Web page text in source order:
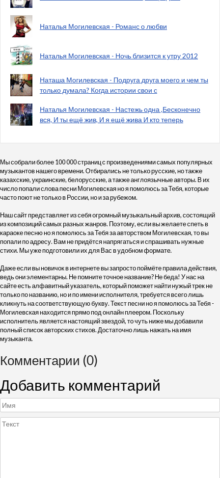
Наталья Могилевская - Романс о любви
Наталья Могилевская - Ночь близится к утру 2012
Наташа Могилевская - Подруга друга моего и чем ты
только думала? Когда истории свои с
Наталья Могилевская - Настежь одна ,Бесконечно
вся, И ты ещё жив, И я ещё жива И кто теперь
Мы собрали более 100 000 страниц с произведениями самых популярных
музыкантов нашего времени. Отбирались не только русские, но также
казахские, украинские, белорусские, а также англоязычные авторы. В их
число попали слова песни Могилевская но я помолюсь за Тебя, которые
часто поют не только в России, но и за рубежом.
Наш сайт представляет из себя огромный музыкальный архив, состоящий
из композиций самых разных жанров. Поэтому, если вы желаете спеть в
караоке песню но я помолюсь за Тебя за авторством Могилевская, то вы
попали по адресу. Вам не придётся напрягаться и спрашивать нужные
стихи. Мы уже подготовили их для Вас в удобном формате.
Даже если вы новичок в интернете вы запросто поймёте правила действия,
ведь они элементарны. Не помните точное название? Не беда! У нас на
сайте есть алфавитный указатель, который поможет найти нужый трек не
только по названию, но и по имени исполнителя, требуется всего лишь
кликнуть на соответствующую букву. Текст песни но я помолюсь за Тебя -
Могилевская находится прямо под онлайн плеером. Поскольку
исполнитель является настоящий звездой, то чуть ниже мы добавили
полный список авторских стихов. Достаточно лишь нажать на имя
музыканта.
Комментарии (0)
Добавить комментарий